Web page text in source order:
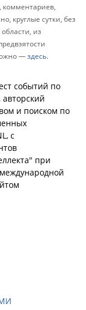
комментариев,
круглые сутки, без
из
—здесь.
событий по
и поиском по
с
при